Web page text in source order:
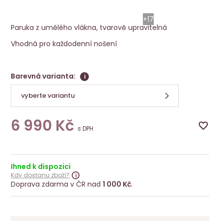
+17
Paruka z umělého vlákna, tvarově upravitelná
Vhodná pro každodenní nošení
Barevná varianta: i
vyberte variantu
6 990 Kčs DPH
Ihned k dispozici
Kdy dostanu zboží?
Doprava zdarma v ČR nad1 000 Kč.